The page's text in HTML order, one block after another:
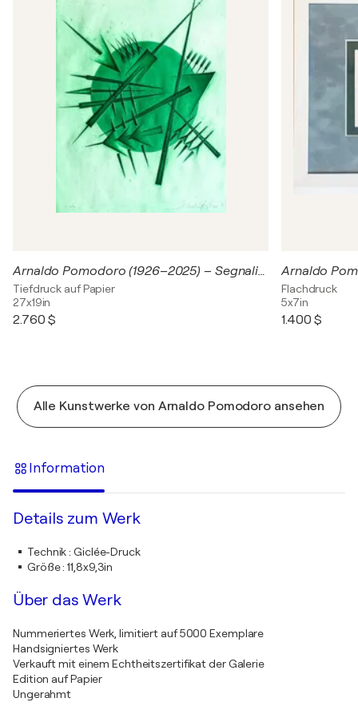
Arnaldo Pomodoro (1926–2025) – Segnali per Barbarella Gagliardi Saffirio – Aquatint and calcography on Fabriano Rosaspina paper – 1995
Tiefdruck auf Papier
27x19in
2.760 $
Flachdruck
5x7in
1.400 $
Alle Kunstwerke von Arnaldo Pomodoro ansehen
Information
Details zum Werk
Technik:Giclée-Druck
Größe:11,8x9,3in
Über das Werk
Nummeriertes Werk, limitiert auf 5000 Exemplare
Handsigniertes Werk
Verkauft mit einem Echtheitszertifikat der Galerie
Edition auf Papier
Ungerahmt